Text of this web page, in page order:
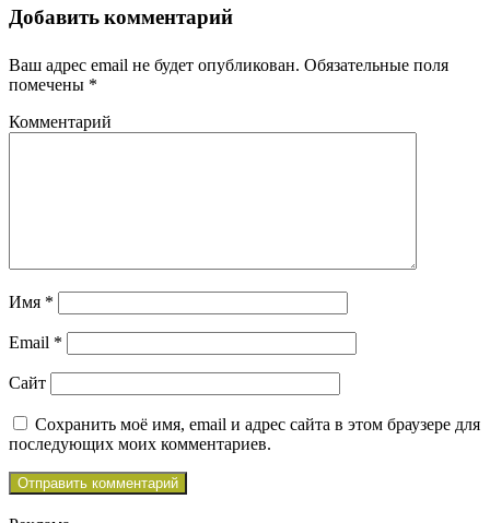
Добавить комментарий
Ваш адрес email не будет опубликован. Обязательные поля
помечены *
Комментарий
Имя *
Email *
Сайт
Сохранить моё имя, email и адрес сайта в этом браузере для
последующих моих комментариев.